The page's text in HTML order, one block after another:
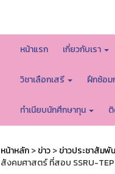
หน้าแรก เกี่ยวกับเรา
วิชาเลือกเสรี ฝึกซ้อม
ทำเนียบนักศึกษาทุน
หน้าหลัก>ข่าว>ข่าวประชาสัมพั
สังคมศาสตร์ ที่สอบ SSRU-